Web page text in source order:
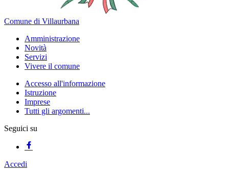
Comune di Villaurbana
Amministrazione
Novità
Servizi
Vivere il comune
Accesso all'informazione
Istruzione
Imprese
Tutti gli argomenti...
Seguici su
Accedi